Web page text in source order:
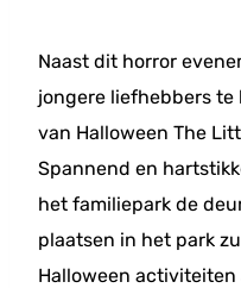
Naast dit horror
jongere liefhebbers te
van Halloween The
Spannend en
het familiepark de
plaatsen in het park
Halloween activiteiten